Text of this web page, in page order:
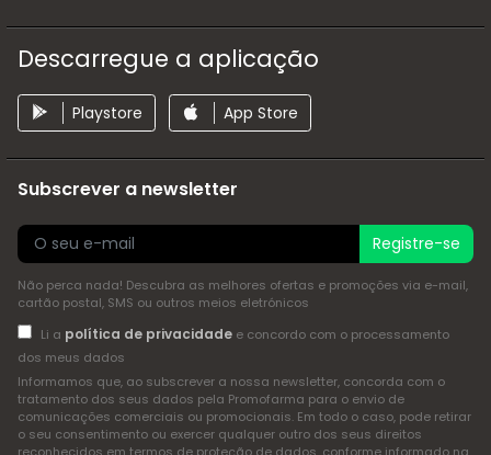
Descarregue a aplicação
Playstore App Store
Subscrever a newsletter
Registre-se
Não perca nada! Descubra as melhores ofertas e promoções via e-mail,
cartão postal, SMS ou outros meios eletrónicos
Li a política de privacidadee concordo com o processamento
dos meus dados
Informamos que, ao subscrever a nossa newsletter, concorda com o
tratamento dos seus dados pela Promofarma para o envio de
comunicações comerciais ou promocionais. Em todo o caso, pode retirar
o seu consentimento ou exercer qualquer outro dos seus direitos